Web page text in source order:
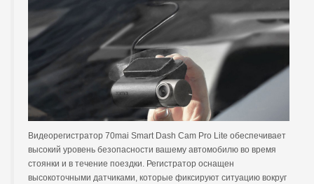
Видеорегистратор 70mai Smart Dash Cam Pro Lite обеспечивает
высокий уровень безопасности вашему автомобилю во время
стоянки и в течение поездки. Регистратор оснащен
высокоточными датчиками, которые фиксируют ситуацию вокруг